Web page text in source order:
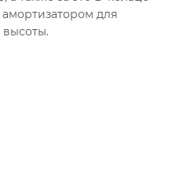
для